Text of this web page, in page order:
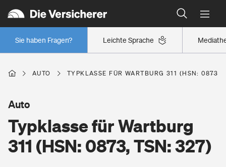
Leichte Sprache
Sie haben Fragen?
Wer versichert was: Jetzt Versicherer finden
Regionalklassen: So ist Ihre Region eingestuft
Wer versichert was: Jetzt Versicherer finden
Berufsunfähigkeitsversicherung
Erwerbsunfähigkeitsversicherung
Wohnen
AUTO TYPKLASSE FÜR WARTBURG 311 (HSN: 0873,
Typklasse für Wartburg
311 (HSN: 0873, TSN: 327)
Auto